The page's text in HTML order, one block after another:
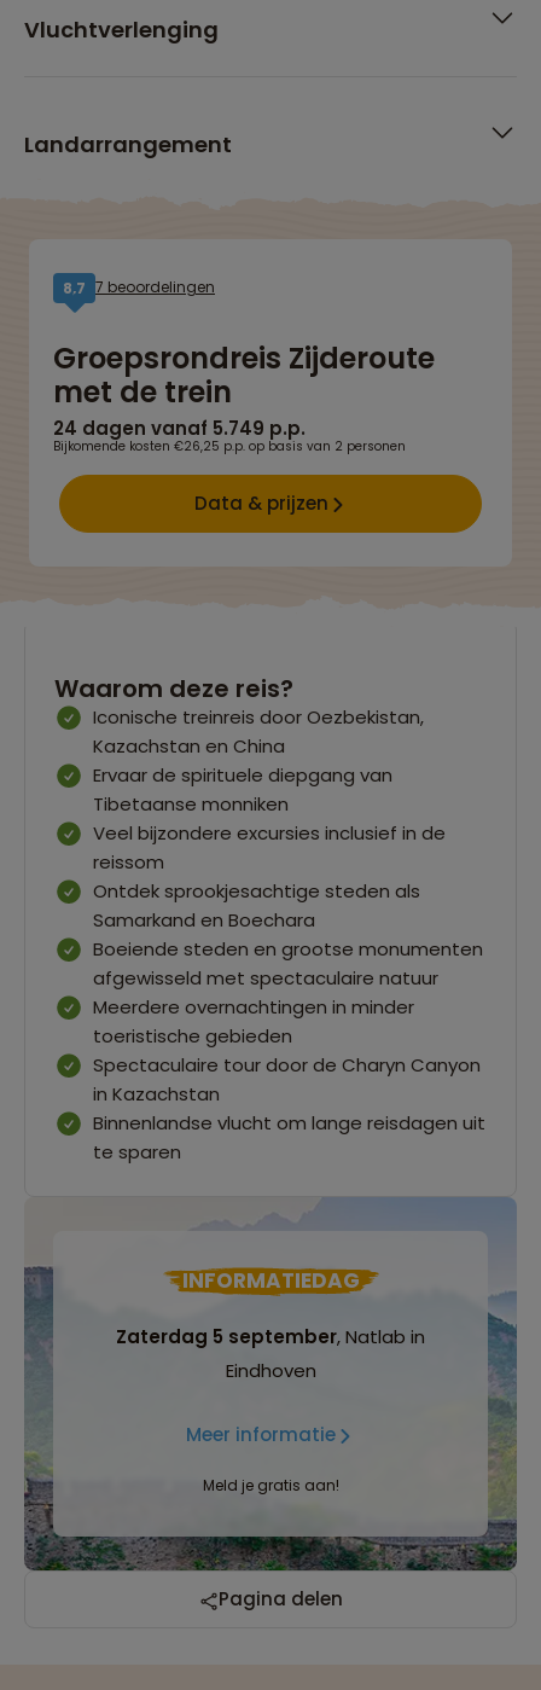
Vluchtverlenging
Landarrangement
8,7 7 beoordelingen
Groepsrondreis Zijderoute
met de trein
24 dagen vanaf 5.749 p.p.
Bijkomende kosten €26,25 p.p. op basis van 2 personen
Data & prijzen
Waarom deze reis?
Iconische treinreis door Oezbekistan,
Kazachstan en China
Ervaar de spirituele diepgang van
Tibetaanse monniken
Veel bijzondere excursies inclusief in de
reissom
Ontdek sprookjesachtige steden als
Samarkand en Boechara
Boeiende steden en grootse monumenten
afgewisseld met spectaculaire natuur
Meerdere overnachtingen in minder
toeristische gebieden
Spectaculaire tour door de Charyn Canyon
in Kazachstan
Binnenlandse vlucht om lange reisdagen uit
te sparen
INFORMATIEDAG
Zaterdag 5 september, Natlab in
Eindhoven
Meer informatie
Meld je gratis aan!
Pagina delen